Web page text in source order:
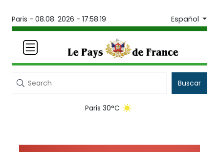
Paris - 08.08. 2026 - 17:58:19 Español
Buscar
Paris 30°C